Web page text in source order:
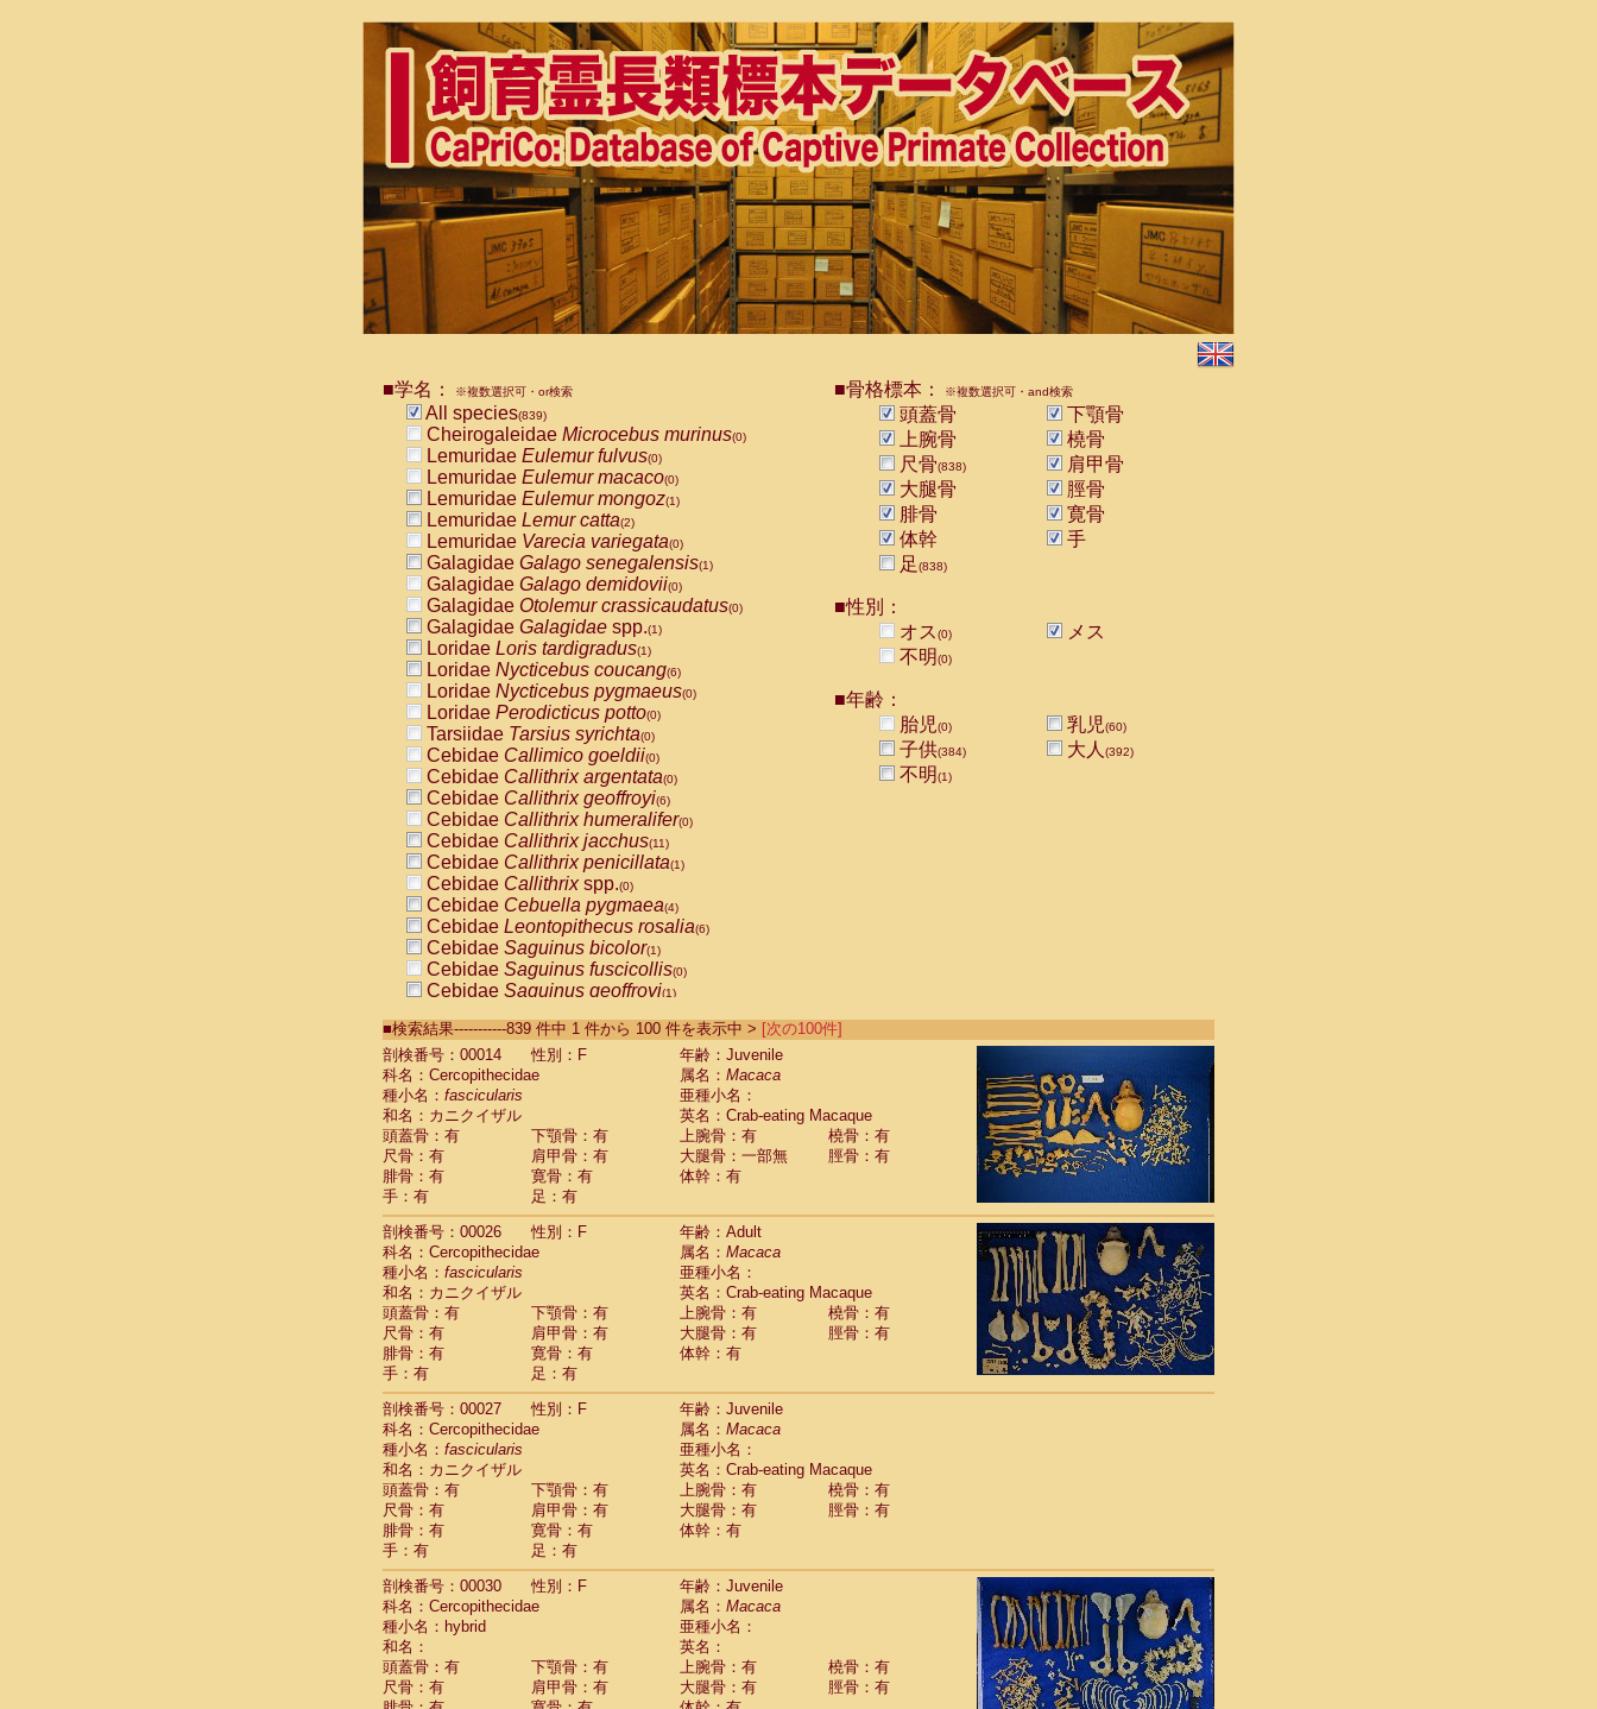
■学名： ※複数選択可・or検索
All species(839)
Cheirogaleidae Microcebus murinus(0)
Lemuridae Eulemur fulvus(0)
Lemuridae Eulemur macaco(0)
Lemuridae Eulemur mongoz(1)
Lemuridae Lemur catta(2)
Lemuridae Varecia variegata(0)
Galagidae Galago senegalensis(1)
Galagidae Galago demidovii(0)
Galagidae Otolemur crassicaudatus(0)
Galagidae Galagidae spp.(1)
Loridae Loris tardigradus(1)
Loridae Nycticebus coucang(6)
Loridae Nycticebus pygmaeus(0)
Loridae Perodicticus potto(0)
Tarsiidae Tarsius syrichta(0)
Cebidae Callimico goeldii(0)
Cebidae Callithrix argentata(0)
Cebidae Callithrix geoffroyi(6)
Cebidae Callithrix humeralifer(0)
Cebidae Callithrix jacchus(11)
Cebidae Callithrix penicillata(1)
Cebidae Callithrixspp.(0)
Cebidae Cebuella pygmaea(4)
Cebidae Leontopithecus rosalia(6)
Cebidae Saguinus bicolor(1)
Cebidae Saguinus fuscicollis(0)
Cebidae Saguinus geoffroyi(1)
CebidaeSaguinus labiatus(0)
Cebidae Saguinus leucopus (2)
CebidaeSaguinus midas
CebidaeSaguinus mystax
CebidaeSaguinus nigricollis (22)
Cebidae Saguinus oedipus
Cebidae Saguinus weddelli
Cebidae Saguinusspp.
Cebidae Aotus trivirgatus
Cebidae Cebus albifrons
CebidaeCebus apella
CebidaeCebus capucinus
CebidaeCebus nigrivittatus
Cebidae Cebusspp.(0)
Cebidae Saimiri boliviensis
Cebidae Saimiri sciureus
Atelidae Alouatta caraya
AtelidaeAlouatta fusca
Atelidae Alouatta seniculus
AtelidaeAlouatta
AtelidaeAteles belzebuth
Atelidae Ateles geoffroyi
Atelidae Ateles paniscus
Atelidae Atelesspp.
Atelidae Lagothrix lagothricha
AtelidaeLagothrix lagothricha cana(0)
Pitheciidae Cacajao calvus rubicundus(0)
PitheciidaeCallicebus cupreus(2)
Pitheciidae Callicebus donacophilus(0)
Pitheciidae Callicebus moloch(0)
Pitheciidae Callicebus torquatus(0)
Pitheciidae Callicebus
■骨格標本： ※複数選択可・and検索
頭蓋骨
下顎骨
上腕骨
橈骨
尺骨(838)
肩甲骨
大腿骨
脛骨
腓骨
寛骨
体幹
手
足(838)
■性別：
オス(0)
メス
不明(0)
■年齢：
胎児(0) 乳児(60)
子供(384) 大人 (392)
不明(1)
■検索結果-----------839 件中 1 件から 100 件を表示中 > [次の100件]
剖検番号：00014
性別：F
年齢：Juvenile
科名：Cercopithecidae
属名： Macaca
種小名： fascicularis
亜種小名：
和名：カニクイザル
英名：Crab-eating Macaque
頭蓋骨：有
下顎骨：有 上腕骨：有
橈骨：有
尺骨：有
肩甲骨：有 大腿骨：一部無
脛骨：有
腓骨：有
寛骨：有
体幹：有
手：有
足：有
剖検番号：00026
性別：F
年齢：Adult
科名：Cercopithecidae
属名： Macaca
種小名： fascicularis
亜種小名：
和名：カニクイザル
英名：Crab-eating Macaque
頭蓋骨：有
下顎骨：有 上腕骨：有
橈骨：有
尺骨：有
肩甲骨：有 大腿骨：有
脛骨：有
腓骨：有
寛骨：有
体幹：有
手：有
足：有
剖検番号：00027
性別：F
年齢：Juvenile
科名：Cercopithecidae
属名： Macaca
種小名： fascicularis
亜種小名：
和名：カニクイザル
英名：Crab-eating Macaque
頭蓋骨：有
下顎骨：有 上腕骨：有
橈骨：有
尺骨：有
肩甲骨：有 大腿骨：有
脛骨：有
腓骨：有
寛骨：有
体幹：有
手：有
足：有
剖検番号：00030
性別：F
年齢：Juvenile
科名：Cercopithecidae
属名： Macaca
種小名：hybrid
亜種小名：
和名：
英名：
頭蓋骨：有
下顎骨：有 上腕骨：有
橈骨：有
尺骨：有
肩甲骨：有 大腿骨：有
脛骨：有